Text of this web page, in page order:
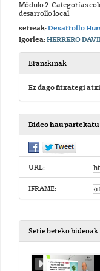
Módulo 2: Categorías
desarrollo local
serieak:Desarrollo
Igorlea:HERRERO
Eranskinak
Ez dago fitxategi
Bideo hau partekatu
URL:
IFRAME:
Serie bereko bideoak